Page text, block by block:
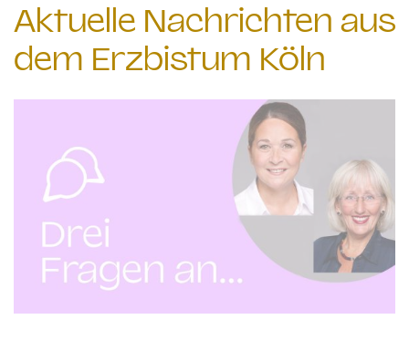
Aktuelle Nachrichten aus
dem Erzbistum Köln